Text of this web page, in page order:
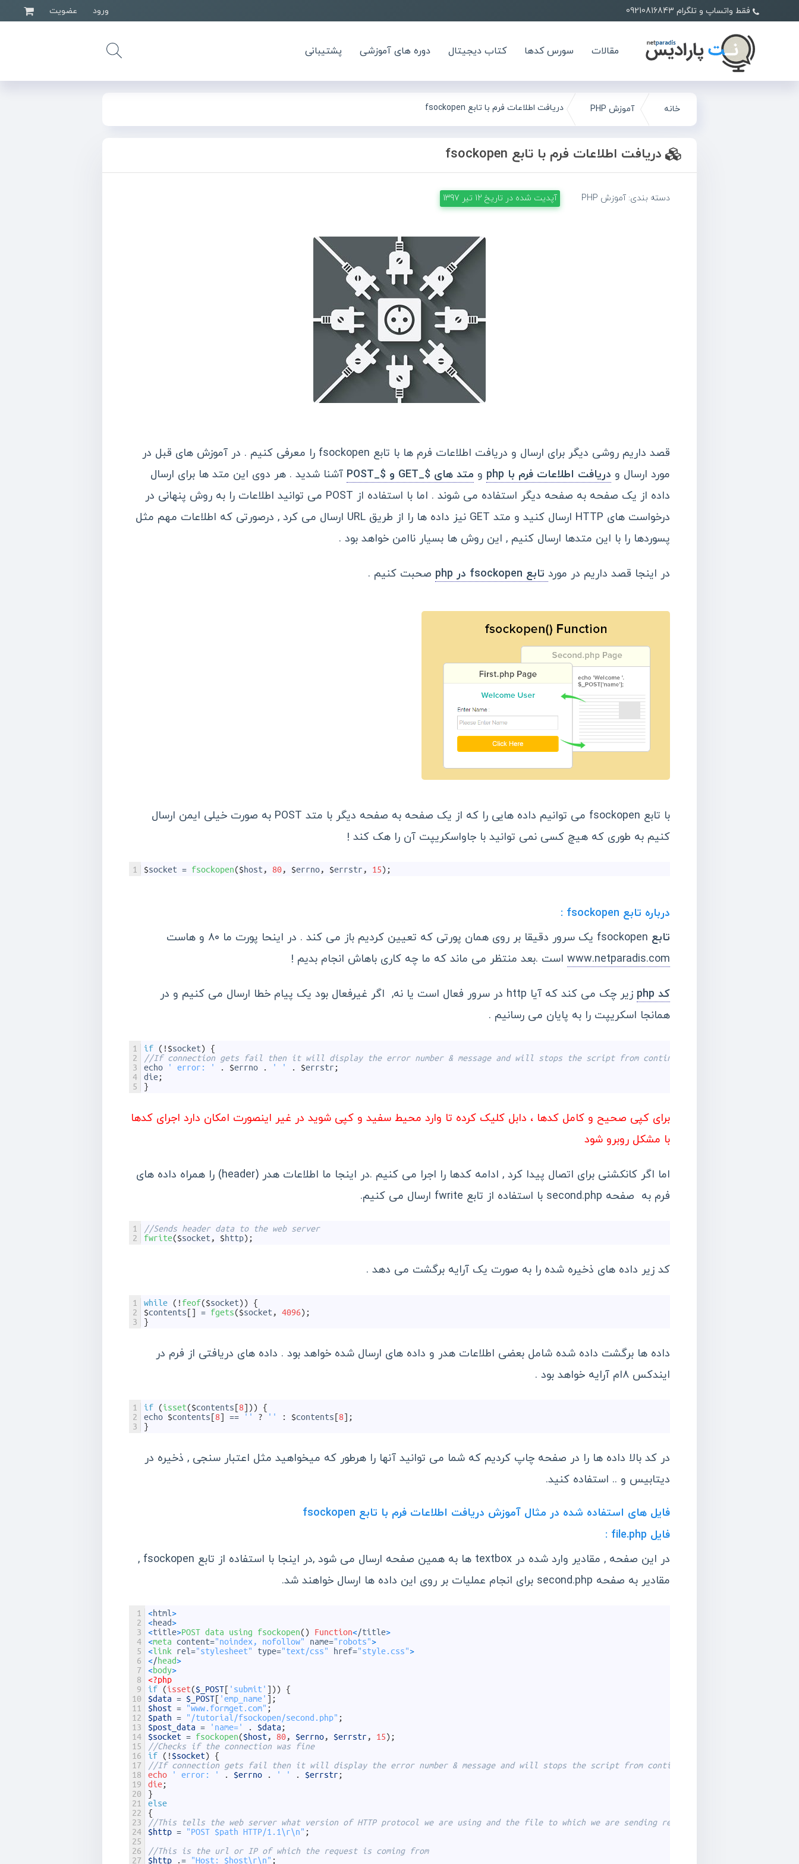
ورود عضویت
مقالات سورس کدها کتاب دیجیتال دوره های آموزشی پشتیبانی
خانه آموزش PHP دریافت اطلاعات فرم با تابع fsockopen
دریافت اطلاعات فرم با تابع fsockopen
دسته بندی:آموزش PHP آپدیت شده در تاریخ 12 تیر 1397
قصد داریم روشی دیگر برای ارسال و دریافت اطلاعات فرم ها با تابع fsockopen را معرفی کنیم . در آموزش های قبل در
مورد ارسال و دریافت اطلاعات فرم با php و متد های $_GET و $_POST
آشنا شدید . هر دوی این متد ها برای ارسال
داده از یک صفحه به صفحه دیگر استفاده می شوند . اما با استفاده از POST می توانید اطلاعات را به روش پنهانی در
درخواست های HTTP ارسال کنید و متد GET نیز داده ها را از طریق URL ارسال می کرد , درصورتی که اطلاعات مهم مثل
پسوردها را با این متدها ارسال کنیم , این روش ها بسیار ناامن خواهد بود .
در اینجا قصد داریم در مورد تابع fsockopen در php صحبت کنیم .
با تابع fsockopen می توانیم داده هایی را که از یک صفحه به صفحه دیگر با متد POST به صورت خیلی ایمن ارسال
کنیم به طوری که هیچ کسی نمی توانید با جاواسکریپت آن را هک کند !
1 $socket = fsockopen($host , 80, $errno, $errstr , 15) ;
درباره تابع fsockopen :
تابع fsockopen یک سرور دقیقا بر روی همان پورتی که تعیین کردیم باز می کند . در اینحا پورت ما ۸۰ و هاست
www.netparadis.com است .بعد منتظر می ماند که ما چه کاری باهاش انجام بدیم !
کد php
زیر چک می کند که آیا http در سرور فعال است یا نه, اگر غیرفعال بود یک پیام خطا ارسال می کنیم و در
همانجا اسکریپت را به پایان می رسانیم .
1
2
3
4
5
if ( ! $socket)
{
//If connection gets fail then it will display the error number & message and will stops the script from continue working
echo
' error: ' . $errno . ' ' . $errstr ;
die;
}
برای کپی صحیح و کامل کدها ، دابل کلیک کرده تا وارد محیط سفید و کپی شوید در غیر اینصورت امکان دارد اجرای کدها
با مشکل روبرو شود
اما اگر کانکشنی برای اتصال پیدا کرد , ادامه کدها را اجرا می کنیم .در اینجا ما اطلاعات هدر (header) را همراه داده های
فرم به صفحه second.php با استفاده از تابع fwrite ارسال می کنیم.
1
2
//Sends header data to the web server
fwrite($socket , $http) ;
کد زیر داده های ذخیره شده را به صورت یک آرایه برگشت می دهد .
1
2
3
while ( ! feof($socket))
{
$contents [ ] = fgets($socket , 4096) ;
}
داده ها برگشت داده شده شامل بعضی اطلاعات هدر و داده های ارسال شده خواهد بود . داده های دریافتی از فرم در
ایندکس ۸ام آرایه خواهد بود .
1
2
3
if (isset($contents [8] ))
{
echo $contents [8] == '' ? '' : $contents [8] ;
}
در کد بالا داده ها را در صفحه چاپ کردیم که شما می توانید آنها را هرطور که میخواهید مثل اعتبار سنجی , ذخیره در
دیتابیس و .. استفاده کنید.
فایل های استفاده شده در مثال آموزش دریافت اطلاعات فرم با تابع fsockopen
فایل file.php :
در این صفحه , مقادیر وارد شده در textbox ها به همین صفحه ارسال می شود ,در اینجا با استفاده از تابع fsockopen ,
مقادیر به صفحه second.php برای انجام عملیات بر روی این داده ها ارسال خواهند شد.
1
2
3
4
5
6
7
8
9
10
11
12
13
14
15
16
17
18
19
20
21
22
23
24
25
26
27
<html>
<head>
<title>POST data using fsockopen( ) Function</title>
<meta content="noindex, nofollow" name="robots">
<link rel="stylesheet" type="text/css" href="style.css">
</head>
<body>
<?php
if (isset($_POST[ 'submit' ] ))
{
$data = $_POST[ 'emp_name' ] ;
$host = "www.formget.com" ;
$path = "/tutorial/fsockopen/second.php" ;
$post_data = 'name=' . $data ;
$socket = fsockopen($host , 80, $errno, $errstr , 15) ;
//Checks if the connection was fine
if ( ! $socket)
{
//If connection gets fail then it will display the error number & message and will stops the script from continue working
echo
' error: ' . $errno . ' ' . $errstr ;
die;
}
else
{
//This tells the web server what version of HTTP protocol we are using and the file to which we are sending request
$http = "POST $path HTTP/1.1\r\n" ;
//This is the url or IP of which the request is coming from
$http
.= "Host: $host\r\n" ;